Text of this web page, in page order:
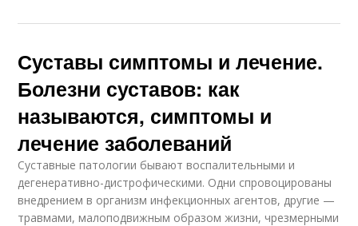
Суставы симптомы и лечение.
Болезни суставов: как
называются, симптомы и
лечение заболеваний
Суставные патологии бывают воспалительными и
дегенеративно-дистрофическими. Одни спровоцированы
внедрением в организм инфекционных агентов, другие —
травмами, малоподвижным образом жизни, чрезмерными